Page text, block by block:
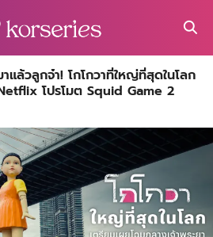
แล้วลูกจ๋า! โกโกวาที่ใหญ่ที่สุดในโลก
โปรโมต Squid Game 2